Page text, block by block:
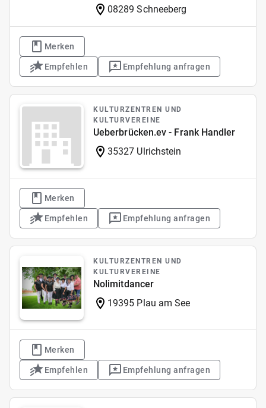
08289 Schneeberg
Merken
Empfehlen Empfehlung anfragen
KULTURZENTREN UND
KULTURVEREINE
Ueberbrücken.ev - Frank Handler
35327 Ulrichstein
Merken
Empfehlen Empfehlung anfragen
KULTURZENTREN UND
KULTURVEREINE
Nolimitdancer
19395 Plau am See
Merken
Empfehlen Empfehlung anfragen